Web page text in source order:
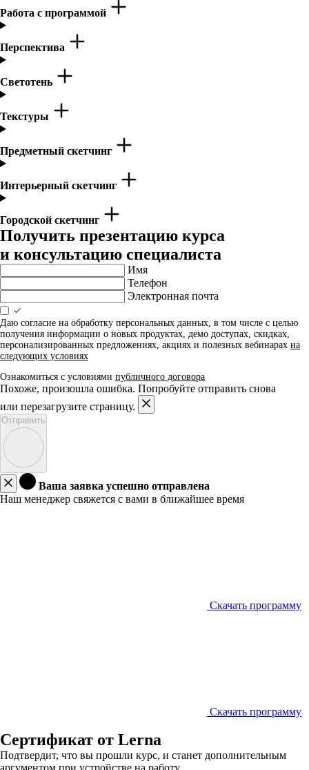
Работа с программой
Перспектива
Светотень
Текстуры
Предметный скетчинг
Интерьерный скетчинг
Городской скетчинг
Получить презентацию курса
и консультацию специалиста
Имя
Телефон
Электронная почта
Даю согласие на обработку персональных данных, в том числе с целью
получения информации о новых продуктах, демо доступах, скидках,
персонализированных предложениях, акциях и полезных вебинарах на
следующих условиях
Ознакомиться с условиями публичного договора
Похоже, произошла ошибка. Попробуйте отправить снова
или перезагрузите страницу.
Отправить
Ваша заявка успешно отправлена
Наш менеджер свяжется с вами в ближайшее время
Скачать программу
Скачать программу
Сертификат от Lerna
Подтвердит, что вы прошли курс, и станет дополнительным
аргументом при устройстве на работу.